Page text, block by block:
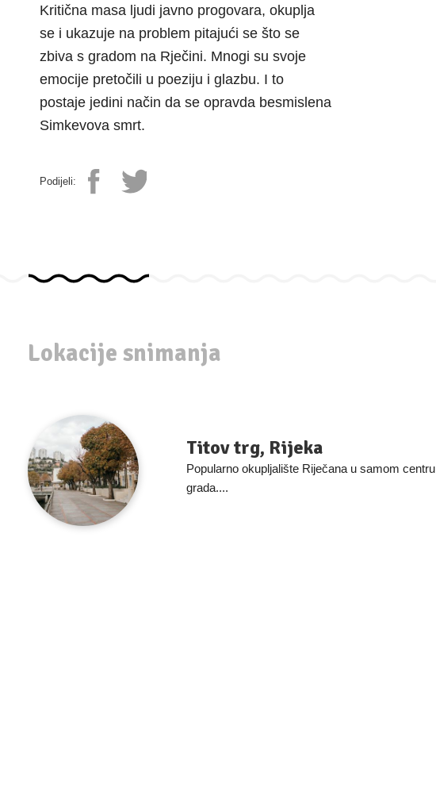
Kritična masa ljudi javno progovara, okuplja
se i ukazuje na problem pitajući se što se
zbiva s gradom na Rječini. Mnogi su svoje
emocije pretočili u poeziju i glazbu. I to
postaje jedini način da se opravda besmislena
Simkevova smrt.
Podijeli:
Lokacije snimanja
Titov trg, Rijeka
Popularno okupljalište Riječana u samom centru
grada....